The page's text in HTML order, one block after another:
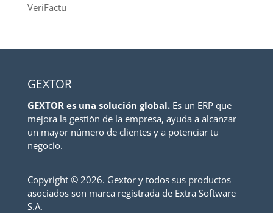
VeriFactu
GEXTOR
GEXTOR es una solución global.Es un ERP que
mejora la gestión de la empresa, ayuda a alcanzar
un mayor número de clientes y a potenciar tu
negocio.
Copyright © 2026. Gextor y todos sus productos
asociados son marca registrada de Extra Software
S.A.